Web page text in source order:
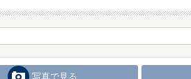
写真で見る